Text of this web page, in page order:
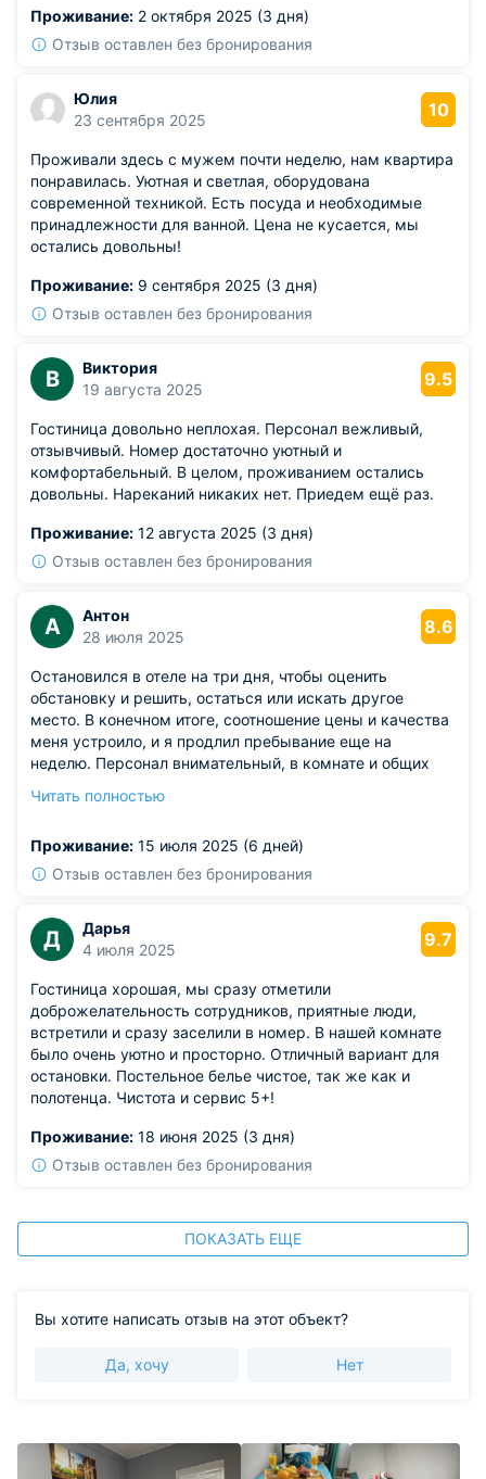
Проживание: 2 октября 2025 (3 дня)
Отзыв оставлен без бронирования
Юлия
23 сентября 2025
10
Проживали здесь с мужем почти неделю, нам квартира
понравилась. Уютная и светлая, оборудована
современной техникой. Есть посуда и необходимые
принадлежности для ванной. Цена не кусается, мы
остались довольны!
Проживание: 9 сентября 2025 (3 дня)
Отзыв оставлен без бронирования
В
Виктория
19 августа 2025
9.5
Гостиница довольно неплохая. Персонал вежливый,
отзывчивый. Номер достаточно уютный и
комфортабельный. В целом, проживанием остались
довольны. Нареканий никаких нет. Приедем ещё раз.
Проживание: 12 августа 2025 (3 дня)
Отзыв оставлен без бронирования
А
Антон
28 июля 2025
8.6
Остановился в отеле на три дня, чтобы оценить
обстановку и решить, остаться или искать другое
место. В конечном итоге, соотношение цены и качества
меня устроило, и я продлил пребывание еще на
неделю. Персонал внимательный, в комнате и общих
обстоятельств, и мне вернули деньги согласно
Читать полностью
Проживание: 15 июля 2025 (6 дней)
Отзыв оставлен без бронирования
Д
Дарья
4 июля 2025
9.7
Гостиница хорошая, мы сразу отметили
доброжелательность сотрудников, приятные люди,
встретили и сразу заселили в номер. В нашей комнате
было очень уютно и просторно. Отличный вариант для
остановки. Постельное белье чистое, так же как и
полотенца. Чистота и сервис 5+!
Проживание: 18 июня 2025 (3 дня)
Отзыв оставлен без бронирования
ПОКАЗАТЬ ЕЩЕ
Вы хотите написать отзыв на этот объект?
Да, хочу Нет